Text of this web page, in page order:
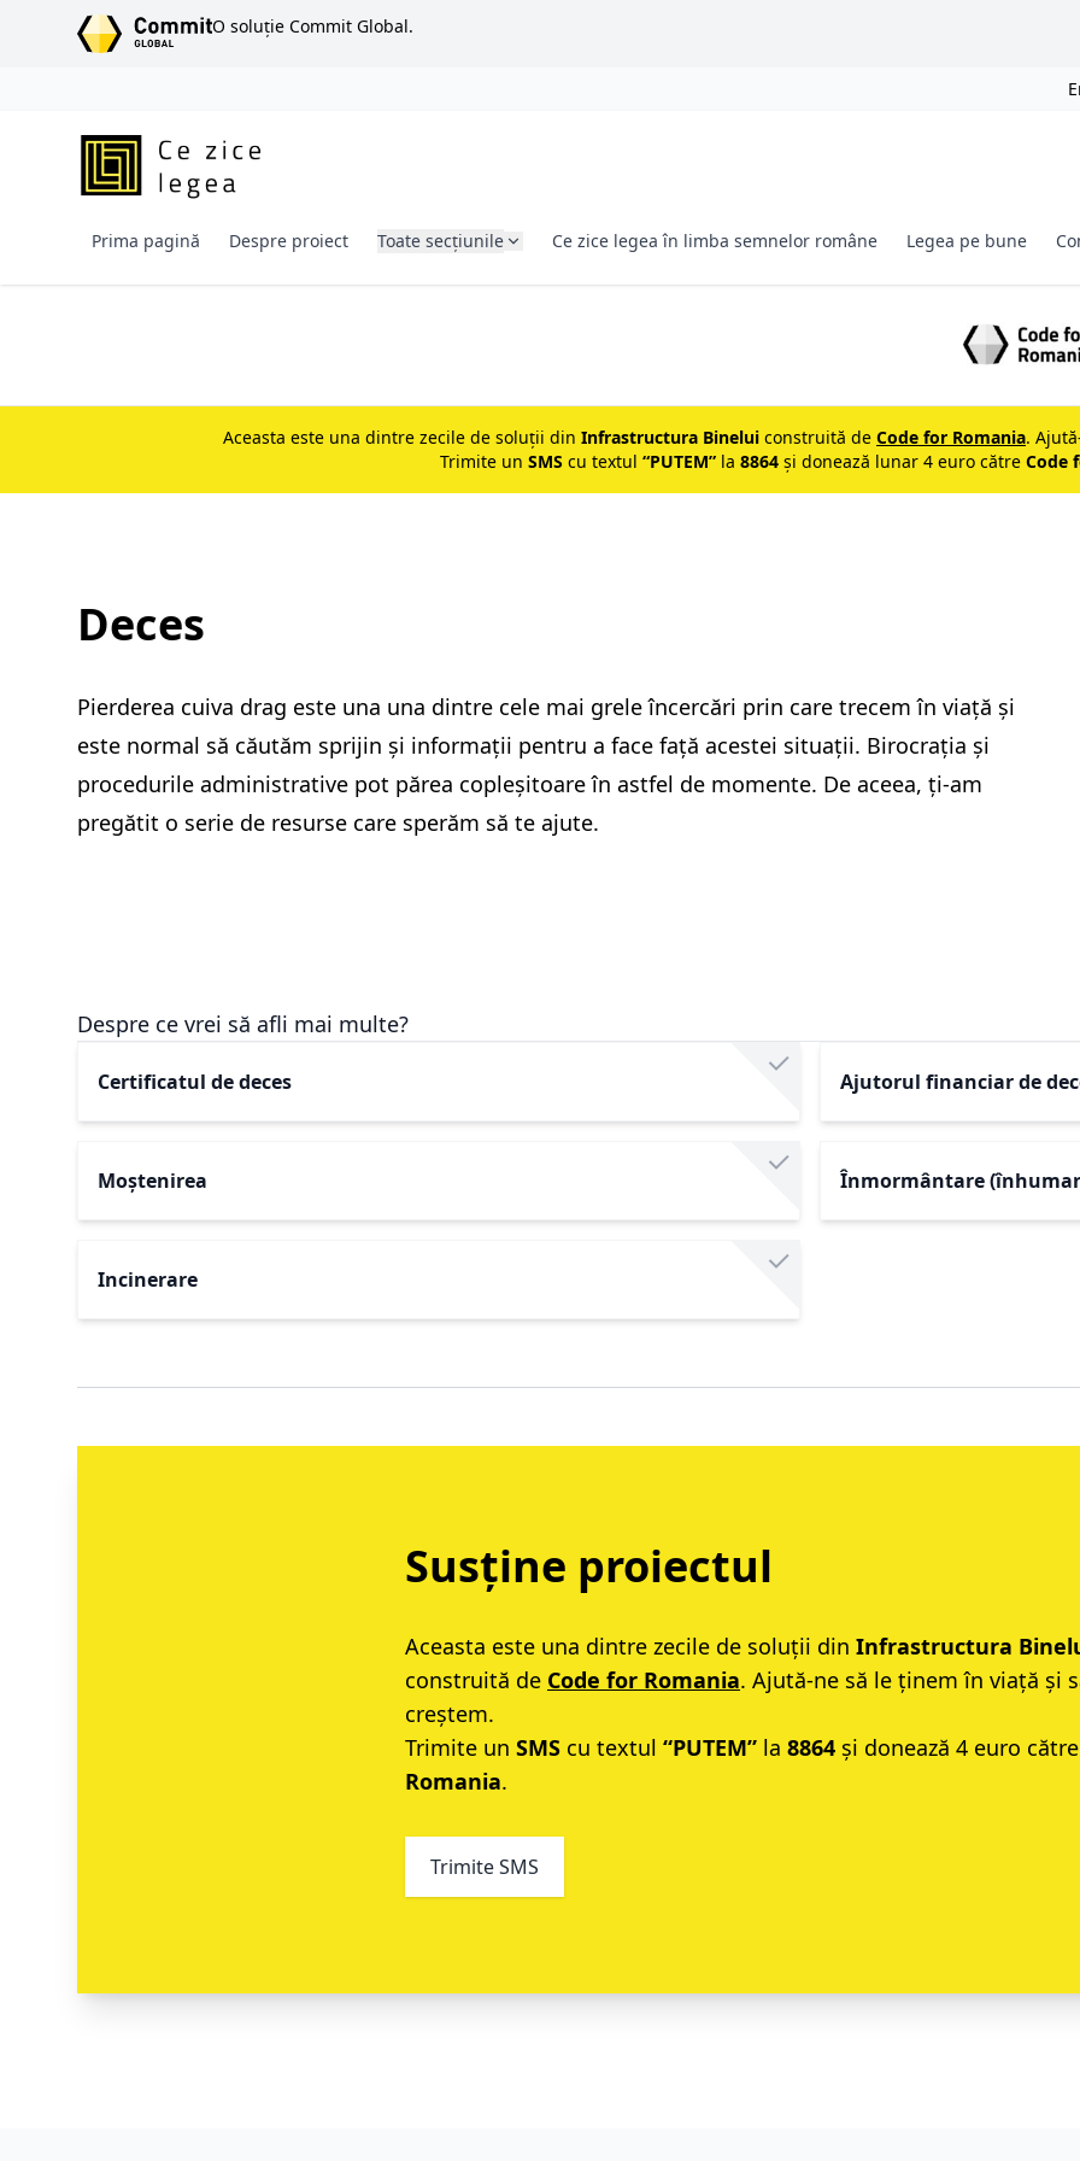
SARI LA CONȚINUT
O soluție Commit Global.
Prima pagină Despre proiect Toate secțiunile Ce zice legea în limba semnelor române Legea pe bune
Aceasta este una dintre zecile de soluții din Infrastructura Binelui construită de Code for Romania.
Trimite un SMS cu textul “PUTEM” la 8864 și donează lunar 4 euro către Code
Deces
Pierderea cuiva drag este una una dintre cele mai grele încercări prin care trecem în viață și
este normal să căutăm sprijin și informații pentru a face față acestei situații. Birocrația și
procedurile administrative pot părea copleșitoare în astfel de momente. De aceea, ți-am
pregătit o serie de resurse care sperăm să te ajute.
Despre ce vrei să afli mai multe?
Certificatul de deces Ajutorul financiar de
Moștenirea Înmormântare
Incinerare
Susține proiectul
Aceasta este una dintre zecile de soluții din Infrastructura
construită de Code for Romania. Ajută-ne să le ținem în viață și
creștem.
Trimite un SMS cu textul “PUTEM” la 8864 și donează 4 euro către
Romania.
Trimite SMS